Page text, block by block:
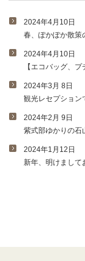
2024年4月10日
春、ぽかぽか散策
2024年4月10日
【エコバッグ、
2024年3月 8日
観光レセプション
2024年2月 9日
紫式部ゆかりの石
2024年1月12日
新年、明けまして